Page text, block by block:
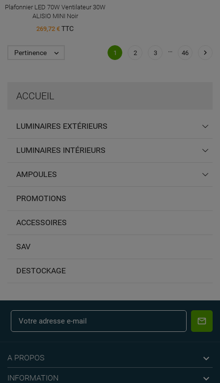
ACCUEIL
LUMINAIRES EXTÉRIEURS
LUMINAIRES INTÉRIEURS
AMPOULES
PROMOTIONS
ACCESSOIRES
SAV
DESTOCKAGE
Plafonnier LED 70W Ventilateur 30W
ALISIO MINI Noir
269,72 € TTC
Pertinence  1 2 3 … 46 
A PROPOS 
INFORMATION 